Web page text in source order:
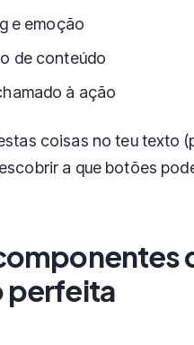
e emoção
de conteúdo
à ação
coisas no teu texto
a que botões
perfeita